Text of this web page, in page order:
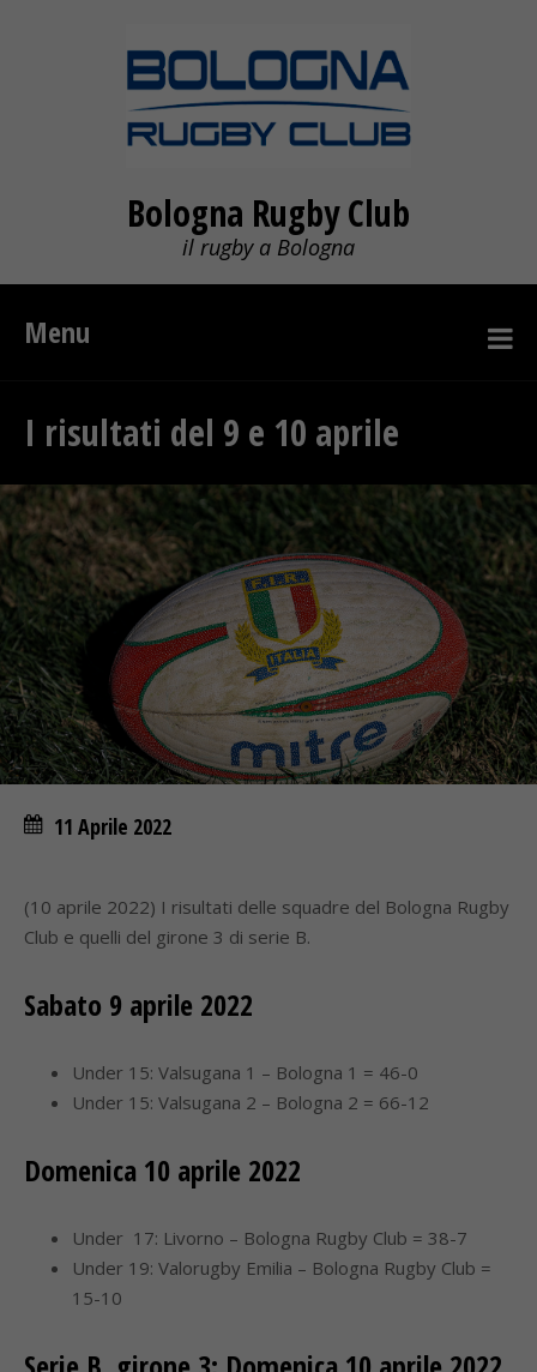
Bologna Rugby Club
il rugby a Bologna
Menu
I risultati del 9 e 10 aprile
11 Aprile 2022
(10 aprile 2022) I risultati delle squadre del Bologna Rugby
Club e quelli del girone 3 di serie B.
Sabato 9 aprile 2022
Under 15: Valsugana 1 – Bologna 1 = 46-0
Under 15: Valsugana 2 – Bologna 2 = 66-12
Domenica 10 aprile 2022
Under 17: Livorno – Bologna Rugby Club = 38-7
Under 19: Valorugby Emilia – Bologna Rugby Club =
15-10